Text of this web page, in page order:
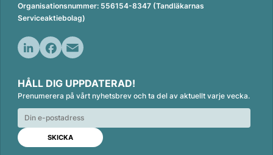
Organisationsnummer: 556154-8347 (Tandläkarnas
Serviceaktiebolag)
n
k
e
d
n
c
e
b
o
o
k
a
i
l
HÅLL DIG UPPDATERAD!
Prenumerera på vårt nyhetsbrev och ta del av aktuellt varje vecka.